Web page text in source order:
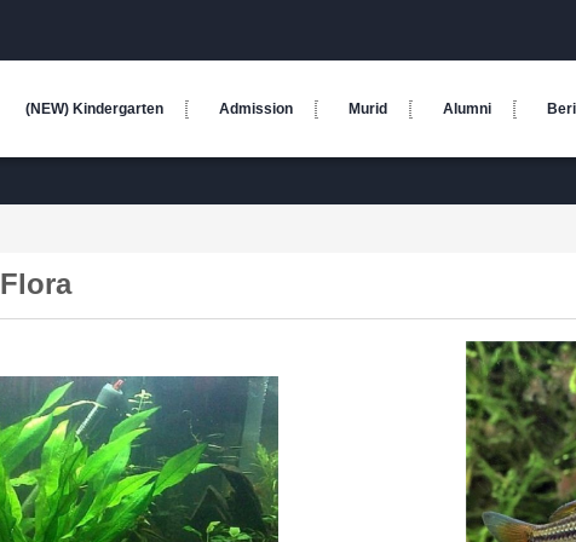
(NEW) Kindergarten Admission Murid Alumni
Flora